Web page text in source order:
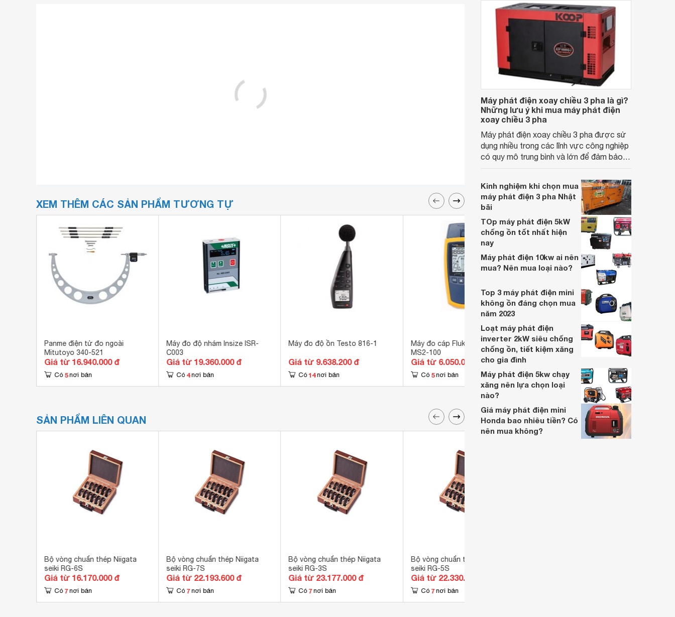
XEM THÊM CÁC SẢN PHẨM TƯƠNG TỰ
Panme điện tử đo ngoài
Mitutoyo 340-521
Giá từ 16.940.000 đ
Có 5 nơi bán
Máy đo độ nhám Insize ISR-
C003
Giá từ 19.360.000 đ
Có 4 nơi bán
Máy đo độ ồn Testo 816-1
Giá từ 9.638.200 đ
Có 14 nơi bán
Máy đo cáp Fluke Network
MS2-100
Giá từ 6.050.000 đ
Có 5 nơi bán
Máy Đo pH/ORP để bàn Hanna
HI5221
Có 5 nơi bán
SẢN PHẨM LIÊN QUAN
Bộ vòng chuẩn thép Niigata
seiki RG-6S
Giá từ 16.170.000 đ
Có 7 nơi bán
Bộ vòng chuẩn thép Niigata
seiki RG-7S
Giá từ 22.193.600 đ
Có 7 nơi bán
Bộ vòng chuẩn thép Niigata
seiki RG-3S
Giá từ 23.177.000 đ
Có 7 nơi bán
Bộ vòng chuẩn thép Niigata
seiki RG-5S
Giá từ 22.330.000 đ
Có 7 nơi bán
Máy phát điện xoay chiều 3 pha là gì?
Những lưu ý khi mua máy phát điện
xoay chiều 3 pha
Máy phát điện xoay chiều 3 pha được sử
dụng nhiều trong các lĩnh vực công nghiệp
có quy mô trung bình và lớn để đảm bảo
Kinh nghiệm khi chọn mua
máy phát điện 3 pha Nhật
bãi
TOp máy phát điện 5kW
chống ồn tốt nhất hiện
nay
Máy phát điện 10kw ai nên
mua? Nên mua loại nào?
Top 3 máy phát điện mini
không ồn đáng chọn mua
năm 2023
Loạt máy phát điện
inverter 2kW siêu chống
chống ồn, tiết kiệm xăng
cho gia đình
Máy phát điện 5kw chạy
xăng nên lựa chọn loại
nào?
Giá máy phát điện mini
Honda bao nhiêu tiền? Có
nên mua không?